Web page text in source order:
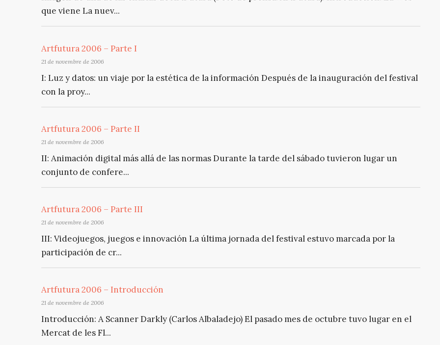
que viene La nuev...
Artfutura 2006 – Parte I
21 de novembre de 2006
I: Luz y datos: un viaje por la estética de la información Después de la inauguración del festival
con la proy...
Artfutura 2006 – Parte II
21 de novembre de 2006
II: Animación digital más allá de las normas Durante la tarde del sábado tuvieron lugar un
conjunto de confere...
Artfutura 2006 – Parte III
21 de novembre de 2006
III: Videojuegos, juegos e innovación La última jornada del festival estuvo marcada por la
participación de cr...
Artfutura 2006 – Introducción
21 de novembre de 2006
Introducción: A Scanner Darkly (Carlos Albaladejo) El pasado mes de octubre tuvo lugar en el
Mercat de les Fl...